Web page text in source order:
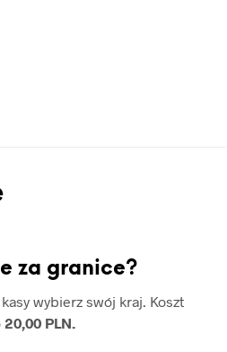
za granice?
wybierz swój kraj. Koszt
20,00 PLN.